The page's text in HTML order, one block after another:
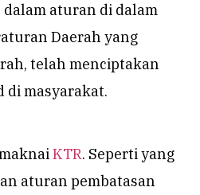
dalam aturan di dalam
Daerah yang
telah menciptakan
di masyarakat.
KTR. Seperti yang
aturan pembatasan